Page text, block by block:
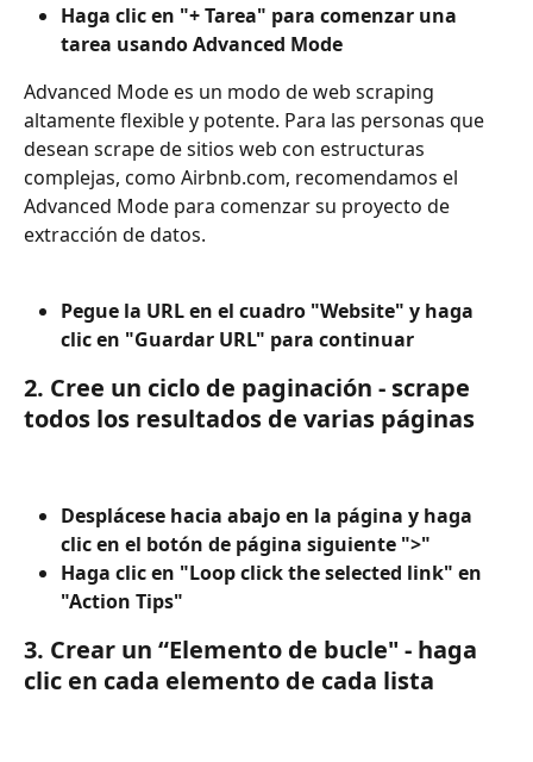
Haga clic en "+ Tarea" para comenzar una
tarea usando Advanced Mode
Advanced Mode es un modo de web scraping
altamente flexible y potente. Para las personas que
desean scrape de sitios web con estructuras
complejas, como Airbnb.com, recomendamos el
Advanced Mode para comenzar su proyecto de
extracción de datos.
Pegue la URL en el cuadro "Website" y haga
clic en "Guardar URL" para continuar
2. Cree un ciclo de paginación - scrape
todos los resultados de varias páginas
Desplácese hacia abajo en la página y haga
clic en el botón de página siguiente ">"
Haga clic en "Loop click the selected link" en
"Action Tips"
3. Crear un “Elemento de bucle" - haga
clic en cada elemento de cada lista